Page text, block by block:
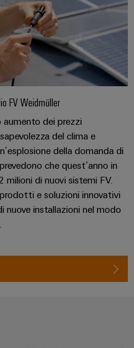
successivo:
intuitiva,
semplice,
rapida
FV Weidmüller
aumento dei prezzi
del clima e
della domanda di
che quest’anno in
milioni di nuovi sistemi FV.
e soluzioni innovativi
nuove installazioni nel modo